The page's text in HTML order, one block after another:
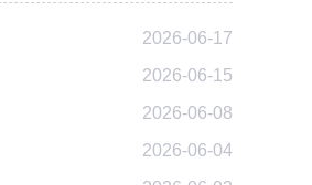
2026-06-17
2026-06-15
2026-06-08
2026-06-04